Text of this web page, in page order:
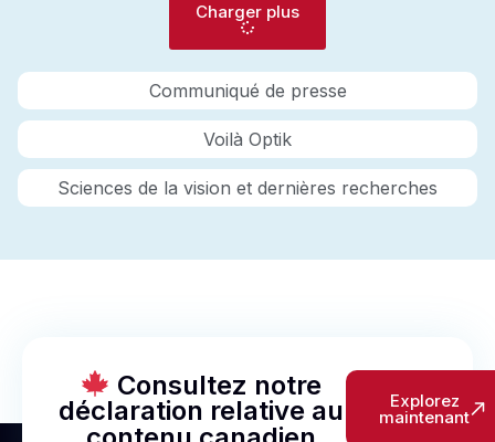
Communiqué de presse
Voilà Optik
Sciences de la vision et dernières recherches
Charger plus
Consultez notre
déclaration relative au
Explorez
maintenant